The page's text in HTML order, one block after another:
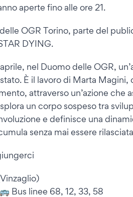
aperte fino alle ore 21.
OGR Torino, parte del
DYING.
nel Duomo delle OGR,
È il lavoro di Marta
attraverso un’azione che
un corpo sospeso tra
e definisce una
senza mai essere
Bus linee 68, 12, 33, 58